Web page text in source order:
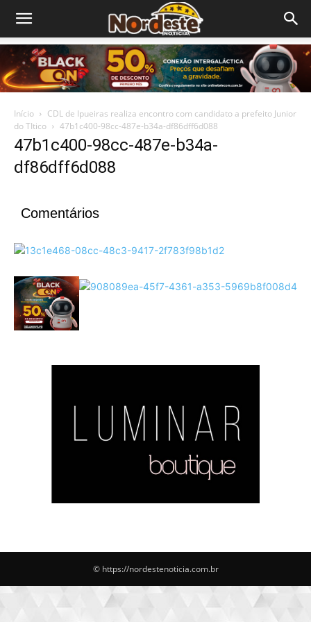
Início
CDL de Ipueiras realiza encontro com candidato a prefeito Junior
do TItico
47b1c400-98cc-487e-b34a-df86dff6d088
47b1c400-98cc-487e-b34a-
df86dff6d088
Comentários
© https://nordestenoticia.com.br